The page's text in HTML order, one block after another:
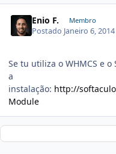
Enio F. Membro
Postado Janeiro 6,
Se tu utiliza o WHMCS e
a
instalação: http://
Module